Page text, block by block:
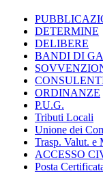
DETERMINE
DELIBERE
BANDI DI
ORDINANZE
P.U.G.
Tributi Locali
Unione dei
Trasp. Valut. e
ACCESSO
Posta